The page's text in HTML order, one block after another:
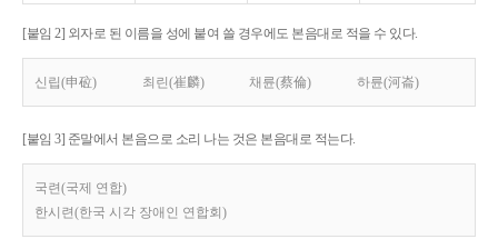
[붙임 2] 외자로 된 이름을 성에 붙여 쓸 경우에도 본음대로 적을 수 있다.
신립(申砬) 최린(崔麟) 채륜(蔡倫) 하륜(河崙)
[붙임 3] 준말에서 본음으로 소리 나는 것은 본음대로 적는다.
국련(국제 연합)
한시련(한국 시각 장애인 연합회)